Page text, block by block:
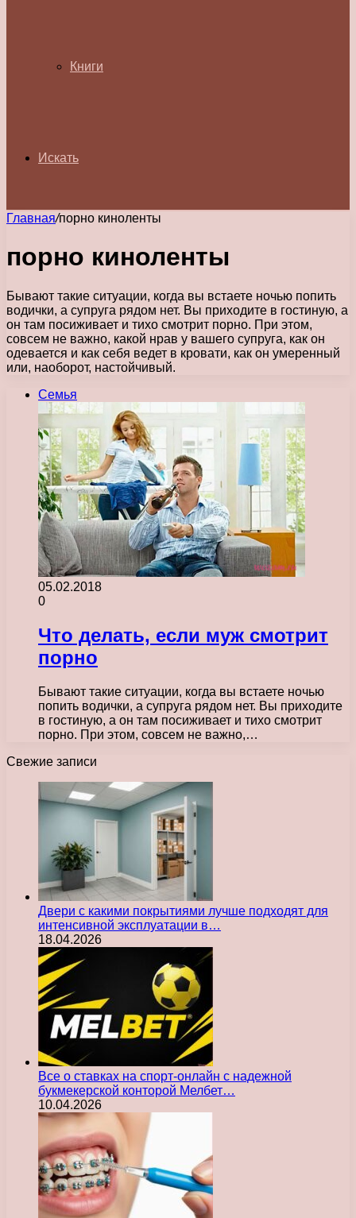
Книги
Искать
Главная/порно киноленты
порно киноленты
Бывают такие ситуации, когда вы встаете ночью попить
водички, а супруга рядом нет. Вы приходите в гостиную, а
он там посиживает и тихо смотрит порно. При этом,
совсем не важно, какой нрав у вашего супруга, как он
одевается и как себя ведет в кровати, как он умеренный
или, наоборот, настойчивый.
Семья
05.02.2018
0
Что делать, если муж смотрит
порно
Бывают такие ситуации, когда вы встаете ночью
попить водички, а супруга рядом нет. Вы приходите
в гостиную, а он там посиживает и тихо смотрит
порно. При этом, совсем не важно,…
Свежие записи
Двери с какими покрытиями лучше подходят для
интенсивной эксплуатации в…
18.04.2026
Все о ставках на спорт-онлайн с надежной
букмекерской конторой Мелбет…
10.04.2026